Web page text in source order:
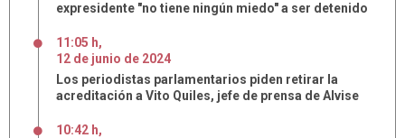
expresidente "no tiene ningún miedo" a ser detenido
11:05 h,
12 de junio de 2024
Los periodistas parlamentarios piden retirar la
acreditación a Vito Quiles, jefe de prensa de Alvise
10:42 h,